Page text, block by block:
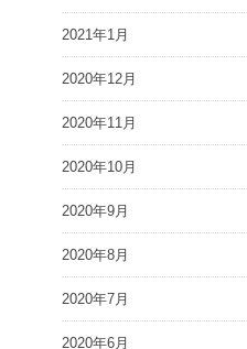
2021年1月
2020年12月
2020年11月
2020年10月
2020年9月
2020年8月
2020年7月
2020年6月